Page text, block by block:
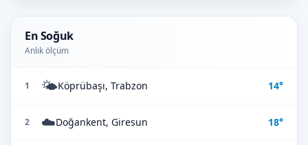
En Soğuk
Anlık ölçüm
1 🌤️Köprübaşı, Trabzon 14°
2 ☁️Doğankent, Giresun 18°